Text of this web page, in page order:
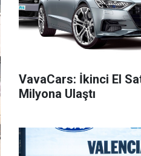
VavaCars: İkinci El
Milyona Ulaştı